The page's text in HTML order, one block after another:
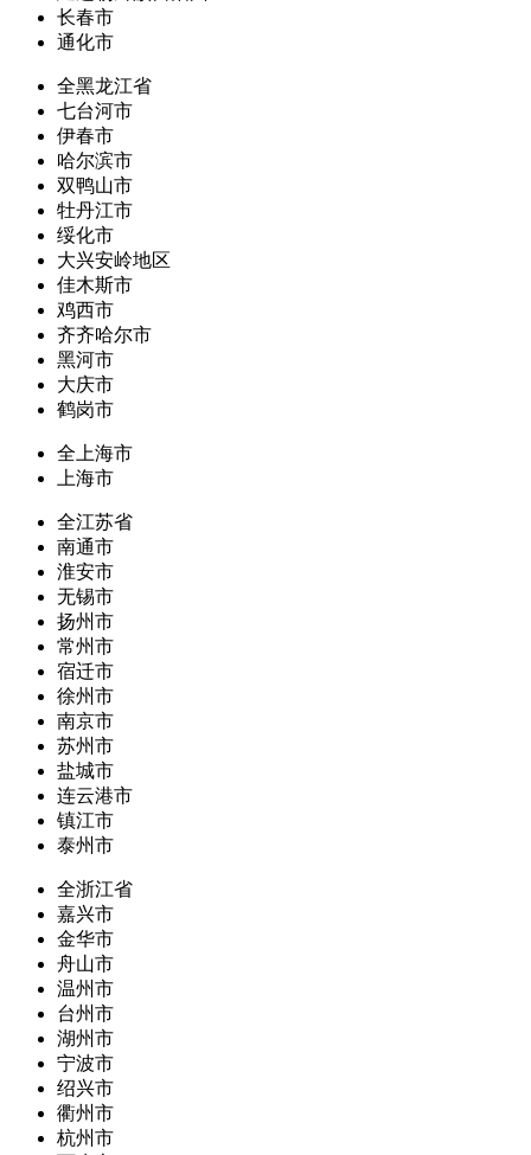
长春市
通化市
全黑龙江省
七台河市
伊春市
哈尔滨市
双鸭山市
牡丹江市
绥化市
大兴安岭地区
佳木斯市
鸡西市
齐齐哈尔市
黑河市
大庆市
鹤岗市
全上海市
上海市
全江苏省
南通市
淮安市
无锡市
扬州市
常州市
宿迁市
徐州市
南京市
苏州市
盐城市
连云港市
镇江市
泰州市
全浙江省
嘉兴市
金华市
舟山市
温州市
台州市
湖州市
宁波市
绍兴市
衢州市
杭州市